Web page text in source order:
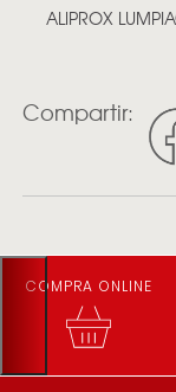
ALIPROX
Compartir:
COMPRA ONLINE